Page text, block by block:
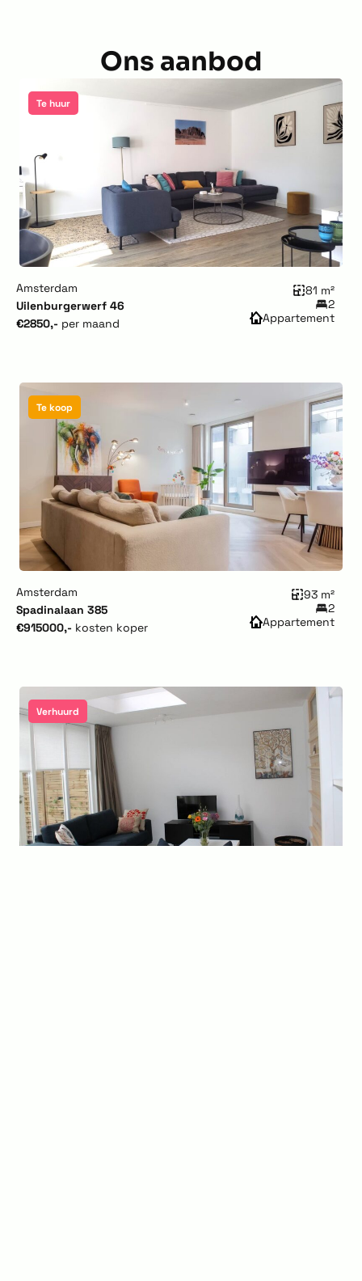
Ons aanbod
Te huur
Amsterdam
Uilenburgerwerf 46
€2850,- per maand
81 m²
2
Appartement
Te koop
Amsterdam
Spadinalaan 385
€915000,- kosten koper
93 m²
2
Appartement
Verhuurd